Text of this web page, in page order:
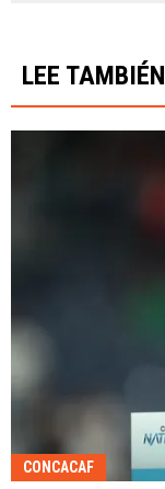
LEE TAMBIÉN
CONCACAF